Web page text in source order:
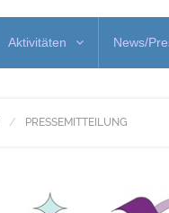
Aktivitäten News/
PRESSEMITTEILUNG